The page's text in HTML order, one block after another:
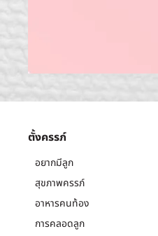
ตั้งครรภ์
อยากมีลูก
สุขภาพครรภ์
อาหารคนท้อง
การคลอดลูก